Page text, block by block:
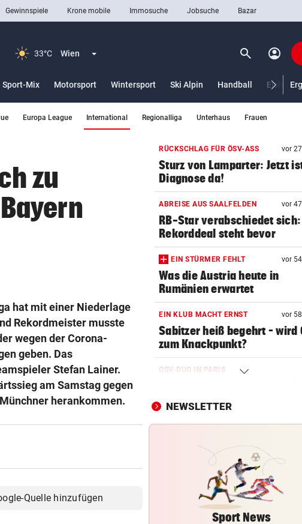
Gewinnspiele Krone mobile Immosuche Jobsuche Bazar
33°C Wien Menü aufklappen search Suchen
account_circle
Sport-Mix Motorsport Wintersport Ski Alpin Handball
Europa League International Regionalliga Unterhaus Frauen
zu
hat mit einer Niederlage
Rekordmeister musste
wegen der Corona-
geben. Das
Stefan Lainer.
am Samstag gegen
herankommen.
Quelle hinzufügen
RÜCKSCHLAG FÜR ÖSV-ASS vor
Sturz von Lamparter: Jetzt
Diagnose da!
ABREISE AUS SAALFELDEN vor
RB-Star verabschiedet sich:
Rekorddeal steht bevor
EIN STÜRMER FEHLT vor
Was die Austria heute in
Rumänien erwartet
EIN KLUB MACHT ERNST vor
Sabitzer heiß begehrt – wird
zum Knackpunkt?
OSV-DUO IN PARIS
ins EM-Finale ein
FITNESS-TEST BESTANDEN
Leichtathletik-EM
EINE INTERNE LÖSUNG
Pioneers Vorarlberg
neuen Headcoach
NEWSLETTER
Sport News